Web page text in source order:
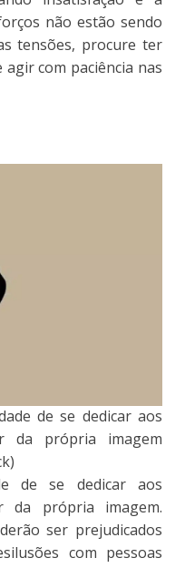
não estão sendo
tensões, procure ter
com paciência nas
de se dedicar aos
da própria imagem
de se dedicar aos
da própria imagem.
ser prejudicados
com pessoas